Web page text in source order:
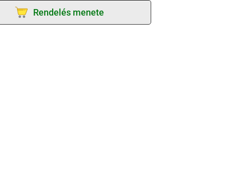
Rendelés menete